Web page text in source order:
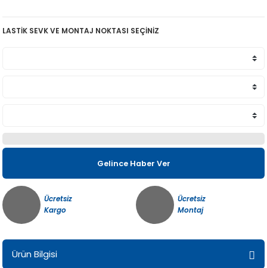
LASTİK SEVK VE MONTAJ NOKTASI SEÇİNİZ
Gelince Haber Ver
Ücretsiz
Kargo
Ücretsiz
Montaj
Ürün Bilgisi